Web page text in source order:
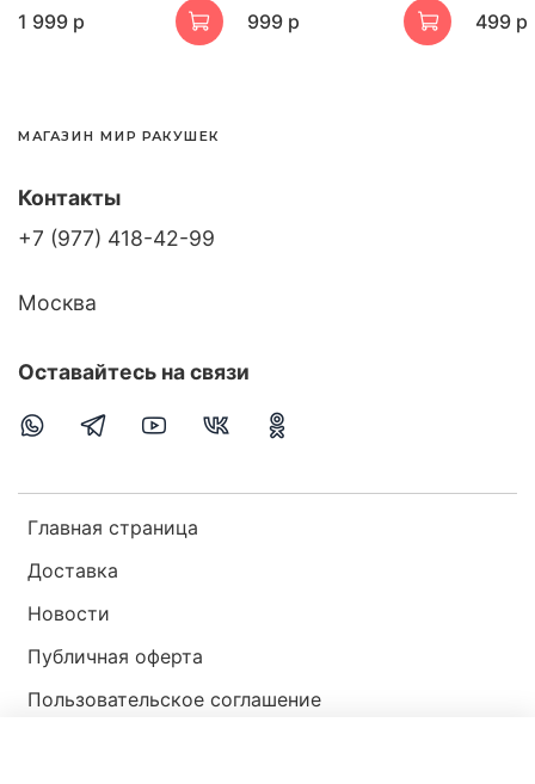
1 999 р 999 р 499 р
МАГАЗИН МИР РАКУШЕК
Главная страница
Доставка
Новости
Публичная оферта
Пользовательское соглашение
Контакты
+7 (977) 418-42-99
Москва
Оставайтесь на связи